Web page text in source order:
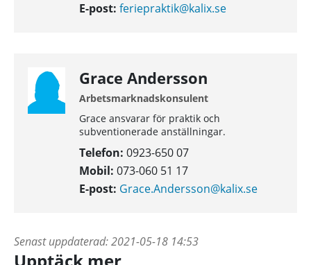
E-post: feriepraktik@kalix.se
Grace Andersson
Arbetsmarknadskonsulent
Grace ansvarar för praktik och
subventionerade anställningar.
Telefon: 0923-650 07
Mobil: 073-060 51 17
E-post: Grace.Andersson@kalix.se
Senast uppdaterad:2021-05-18 14:53